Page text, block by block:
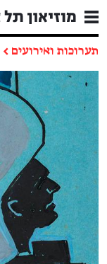
תערוכות ואירועים ←